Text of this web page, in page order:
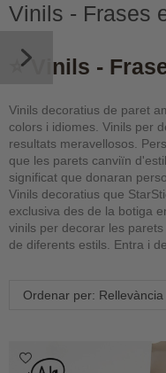
Vinils - Frases
⭐ Vinils -
Vinils decoratius de paret
colors i idiomes. Vinils per
resultats meravellosos.
que les parets canviïn
significat que donaran
Vinils decoratius que
exclusiva des de la botiga
vinils per decorar les
de diferents estils. Entra i
Ordenar per: Rellevància